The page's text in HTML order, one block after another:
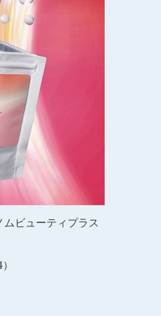
ビューティプラス